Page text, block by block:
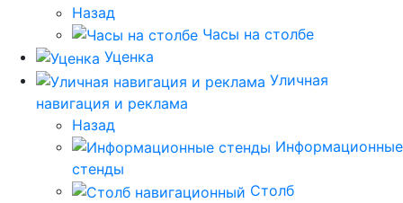
Назад
Часы на столбе
Уценка
Уличная
навигация и реклама
Назад
Информационные
стенды
Столб